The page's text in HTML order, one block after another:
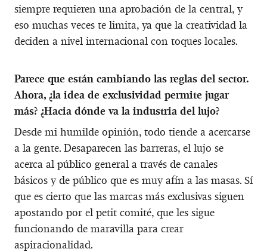
siempre requieren una aprobación de la central, y
eso muchas veces te limita, ya que la creatividad la
deciden a nivel internacional con toques locales.
Parece que están cambiando las reglas del sector.
Ahora, ¿la idea de exclusividad permite jugar
más? ¿Hacia dónde va la industria del lujo?
Desde mi humilde opinión, todo tiende a acercarse
a la gente. Desaparecen las barreras, el lujo se
acerca al público general a través de canales
básicos y de público que es muy afín a las masas. Sí
que es cierto que las marcas más exclusivas siguen
apostando por el petit comité, que les sigue
funcionando de maravilla para crear
aspiracionalidad.